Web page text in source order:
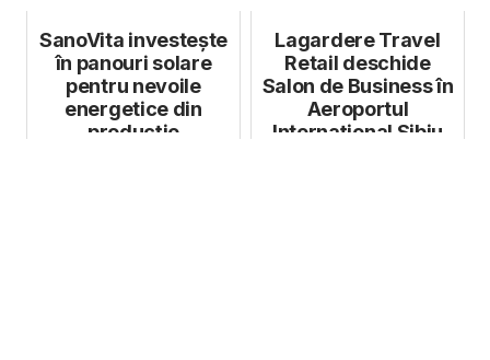
de...
SanoVita investește
în panouri solare
pentru nevoile
energetice din
producție
Lagardere Travel
Retail deschide
Salon de Business în
Aeroportul
Internațional Sibiu